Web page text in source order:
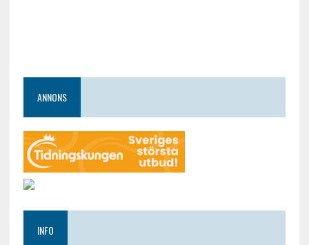
ANNONS
INFO